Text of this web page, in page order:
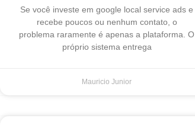
Se você investe em google local service ads e
recebe poucos ou nenhum contato, o
problema raramente é apenas a plataforma. O
próprio sistema entrega
Mauricio Junior